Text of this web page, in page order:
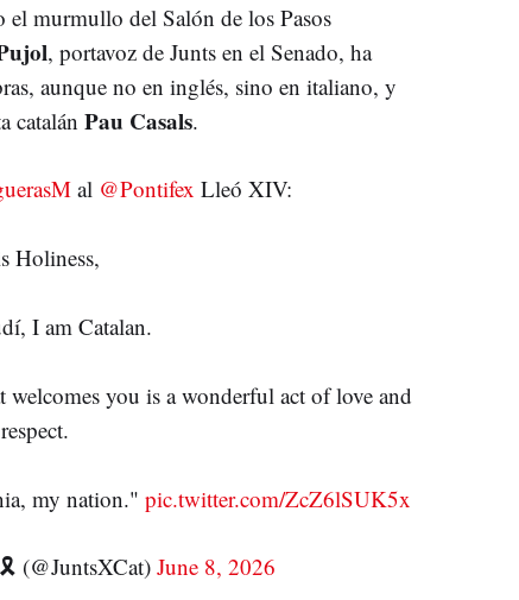
el murmullo del Salón de los Pasos
, portavoz de Junts en el Senado, ha
aunque no en inglés, sino en italiano, y
catalán Pau Casals.
al @Pontifex Lleó XIV:
Holiness,
I am Catalan.
you is a wonderful act of love and
respect.
my nation." pic.twitter.com/ZcZ6lSUK5x
(@JuntsXCat)June 8, 2026